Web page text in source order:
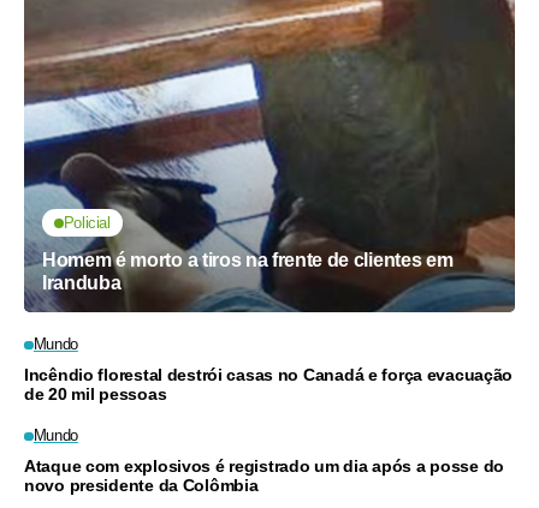
Policial
Homem é morto a tiros na frente de clientes em
Iranduba
Mundo
Incêndio florestal destrói casas no Canadá e força evacuação
de 20 mil pessoas
Mundo
Ataque com explosivos é registrado um dia após a posse do
novo presidente da Colômbia